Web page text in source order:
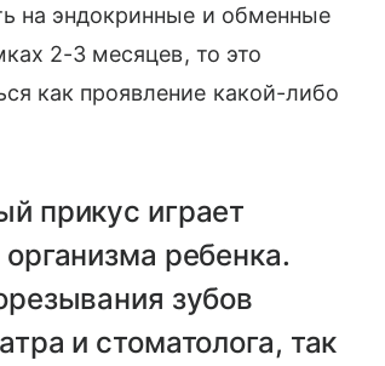
на эндокринные и обменные
2-3 месяцев, то это
как проявление какой-либо
прикус играет
ребенка.
зубов
и стоматолога, так